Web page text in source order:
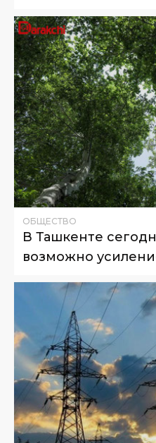
ОБЩЕСТВО
В Ташкенте
возможно